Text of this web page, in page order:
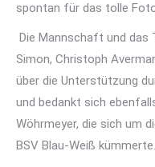
spontan für das tolle
Die Mannschaft und das
Simon, Christoph
über die Unterstützung
und bedankt sich
Wöhrmeyer, die sich um
BSV Blau-Weiß kümmerte.